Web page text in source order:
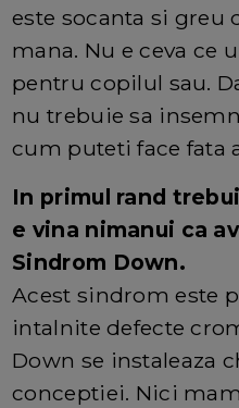
este socanta si greu
mana. Nu e ceva ce
pentru copilul sau.
nu trebuie sa
cum puteti face fata
In primul rand
e vina nimanui ca
Sindrom Down.
Acest sindrom este
intalnite defecte
Down se instaleaza
conceptiei. Nici